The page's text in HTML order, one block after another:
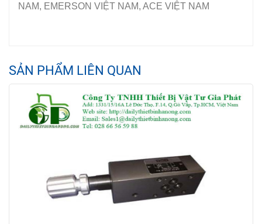
NAM, EMERSON VIỆT NAM, ACE VIỆT NAM
SẢN PHẨM LIÊN QUAN